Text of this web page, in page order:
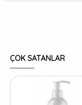
ÇOK SATANLAR